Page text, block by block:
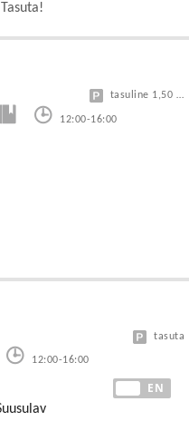
12:00-16:00
tasuline 1,50 eur/h
12:00-16:00
tasuta
EN